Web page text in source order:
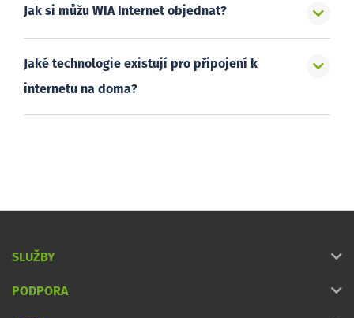
Jak si můžu WIA Internet objednat?
Jaké technologie existují pro připojení k
internetu na doma?
SLUŽBY
PODPORA